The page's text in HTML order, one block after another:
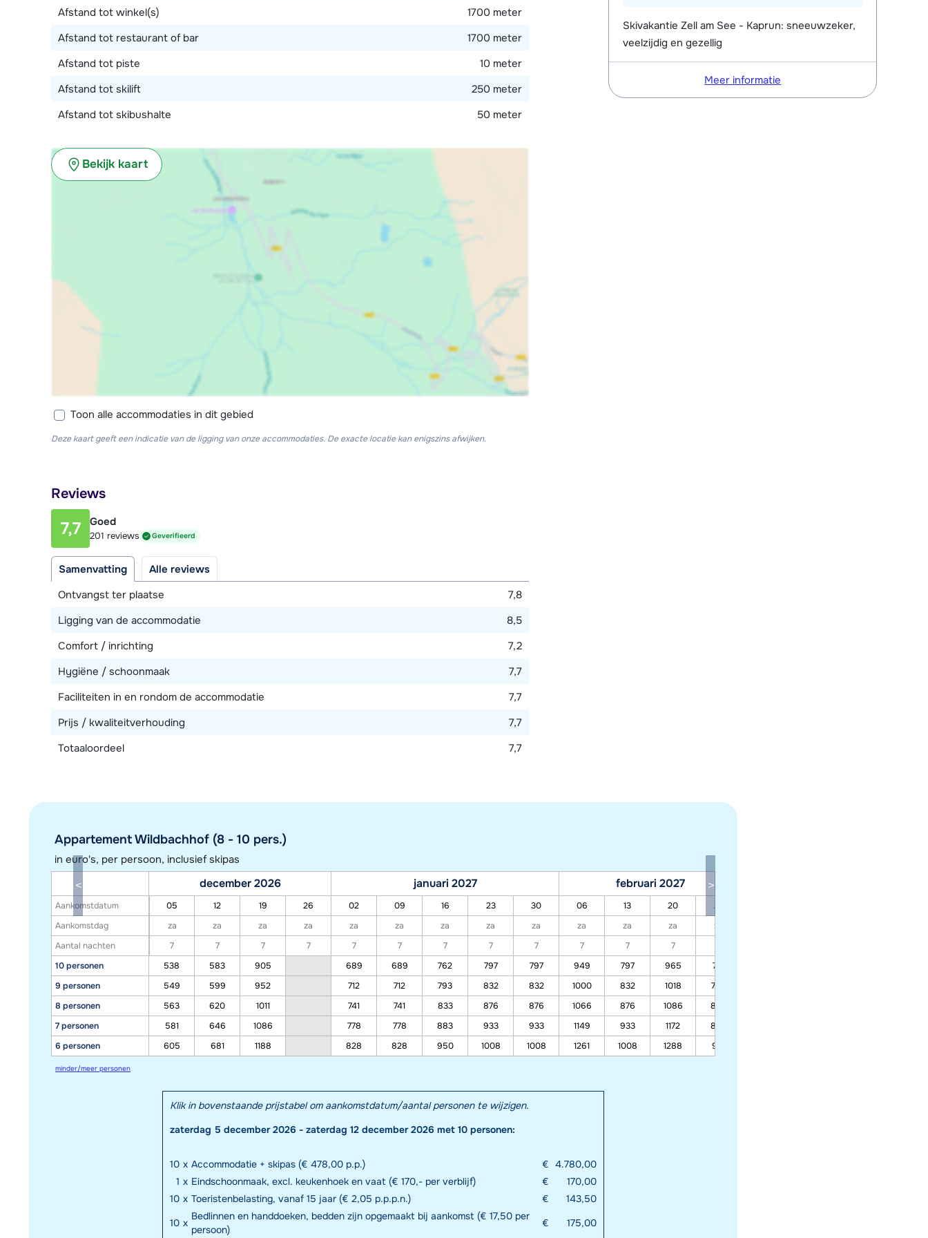
Afstand tot winkel(s)
1700 meter
Afstand tot restaurant of bar
1700 meter
Afstand tot piste
10 meter
Afstand tot skilift
250 meter
Afstand tot skibushalte
50 meter
Bekijk kaart
Toon alle accommodaties in dit gebied
Deze kaart geeft een indicatie van de ligging van onze accommodaties. De exacte locatie kan enigszins afwijken.
Reviews
7,7 Goed
201 reviews Geverifieerd
Samenvatting
Alle reviews
Ontvangst ter plaatse
7,8
Ligging van de accommodatie
8,5
Comfort / inrichting
7,2
Hygiëne / schoonmaak
7,7
Faciliteiten in en rondom de accommodatie
7,7
Prijs / kwaliteitverhouding
7,7
Totaaloordeel
7,7
Appartement Wildbachhof (8 - 10 pers.)
in euro's, per persoon, inclusief skipas
Aankomstdatum
Aankomstdag
Aantal nachten
10 personen
9 personen
8 personen
7 personen
6 personen
december 2026 januari 2027 februari 2027
05 12 19 26 02 09 16 23 30 06 13 20 27
za
za za za za za za za za za za za za
7
7 7 7 7 7 7 7 7 7 7 7
538
583 905 689 689 762 797 797 949 797 965 741
549
599 952 712 712 793 832 832 1000 832 1018 769
563
620 1011 741 741 833 876 876 1066 876 1086 806
581
646 1086 778 778 883 933 933 1149 933 1172 852
605
681 1188 828 828 950 1008 1008 1261 1008 1288 914
minder/meer personen
Klik in bovenstaande prijstabel om aankomstdatum/aantal personen te wijzigen.
zaterdag 5 december 2026 - zaterdag 12 december 2026 met 10 personen:
10 x Accommodatie + skipas (€ 478,00 p.p.) € 4.780,00
1 x Eindschoonmaak, excl. keukenhoek en vaat (€ 170,- per verblijf) €
170,00
10 x Toeristenbelasting, vanaf 15 jaar (€ 2,05 p.p.p.n.) €
143,50
10 x
Bedlinnen en handdoeken, bedden zijn opgemaakt bij aankomst (€ 17,50 per
persoon)
€ 175,00
Skivakantie Zell am See - Kaprun: sneeuwzeker,
veelzijdig en gezellig
Meer informatie